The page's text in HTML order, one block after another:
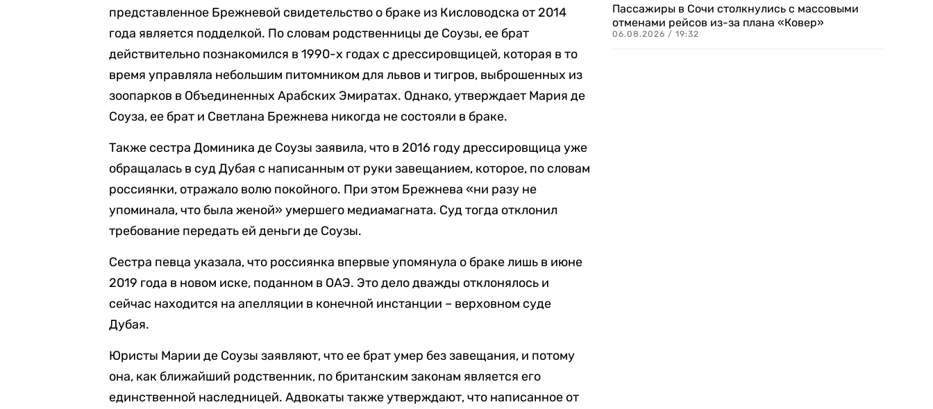
представленное Брежневой свидетельство о браке из Кисловодска от 2014
года является подделкой. По словам родственницы де Соузы, ее брат
действительно познакомился в 1990-х годах с дрессировщицей, которая в то
время управляла небольшим питомником для львов и тигров, выброшенных из
зоопарков в Объединенных Арабских Эмиратах. Однако, утверждает Мария де
Соуза, ее брат и Светлана Брежнева никогда не состояли в браке.
Также сестра Доминика де Соузы заявила, что в 2016 году дрессировщица уже
обращалась в суд Дубая с написанным от руки завещанием, которое, по словам
россиянки, отражало волю покойного. При этом Брежнева «ни разу не
упоминала, что была женой» умершего медиамагната. Суд тогда отклонил
требование передать ей деньги де Соузы.
Сестра певца указала, что россиянка впервые упомянула о браке лишь в июне
2019 года в новом иске, поданном в ОАЭ. Это дело дважды отклонялось и
сейчас находится на апелляции в конечной инстанции – верховном суде
Дубая.
Юристы Марии де Соузы заявляют, что ее брат умер без завещания, и потому
она, как ближайший родственник, по британским законам является его
единственной наследницей. Адвокаты также утверждают, что написанное от
Пассажиры в Сочи столкнулись с массовыми
отменами рейсов из-за плана «Ковер»
06.08.2026 / 19:32